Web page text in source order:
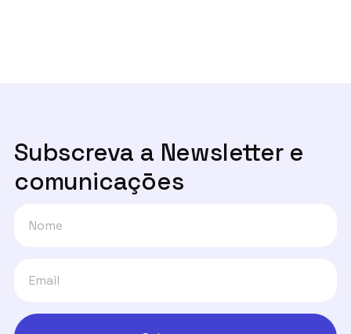
Subscreva a Newsletter e
comunicaçōes